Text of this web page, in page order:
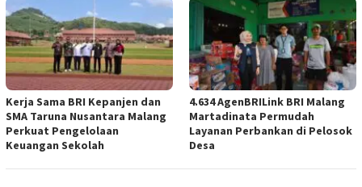
Kerja Sama BRI Kepanjen dan
SMA Taruna Nusantara Malang
Perkuat Pengelolaan
Keuangan Sekolah
4.634 AgenBRILink BRI Malang
Martadinata Permudah
Layanan Perbankan di Pelosok
Desa